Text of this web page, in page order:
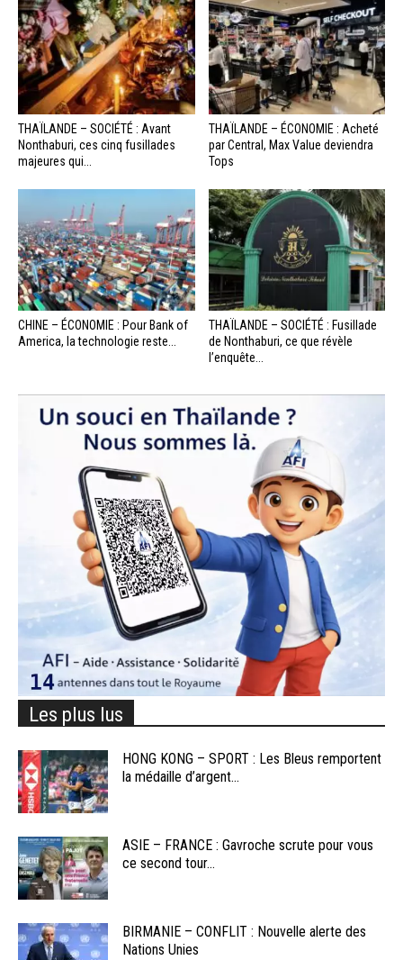
THAÏLANDE – SOCIÉTÉ : Avant
Nonthaburi, ces cinq fusillades
majeures qui...
THAÏLANDE – ÉCONOMIE : Acheté
par Central, Max Value deviendra
Tops
CHINE – ÉCONOMIE : Pour Bank of
America, la technologie reste...
THAÏLANDE – SOCIÉTÉ : Fusillade
de Nonthaburi, ce que révèle
l’enquête...
Les plus lus
HONG KONG – SPORT : Les Bleus remportent
la médaille d’argent...
ASIE – FRANCE : Gavroche scrute pour vous
ce second tour...
BIRMANIE – CONFLIT : Nouvelle alerte des
Nations Unies